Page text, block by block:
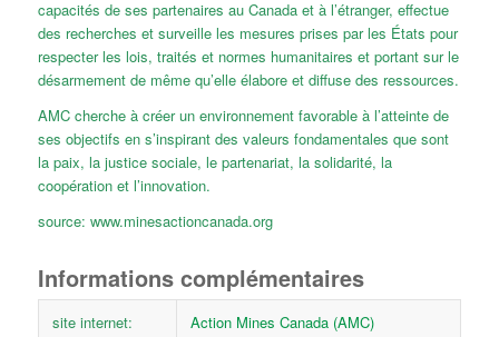
capacités de ses partenaires au Canada et à l’étranger, effectue
des recherches et surveille les mesures prises par les États pour
respecter les lois, traités et normes humanitaires et portant sur le
désarmement de même qu’elle élabore et diffuse des ressources.
AMC cherche à créer un environnement favorable à l’atteinte de
ses objectifs en s’inspirant des valeurs fondamentales que sont
la paix, la justice sociale, le partenariat, la solidarité, la
coopération et l’innovation.
source: www.minesactioncanada.org
Informations complémentaires
site internet: Action Mines Canada (AMC)